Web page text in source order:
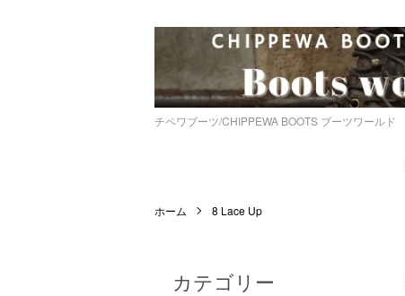
チペワブーツ/CHIPPEWA BOOTS ブーツワールド
ホーム 8 Lace Up
カテゴリー